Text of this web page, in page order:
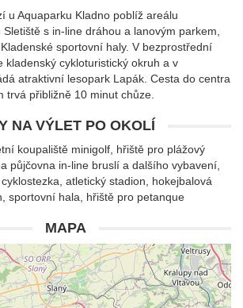
u Aquaparku Kladno poblíž areálu
s in-line dráhou a lanovým parkem,
sportovní haly. V bezprostřední
kladenský cykloturistický okruh a v
atraktivní lesopark Lapák. Cesta do centra
trvá přibližně 10 minut chůze.
NA VÝLET PO OKOLÍ
koupaliště minigolf, hřiště pro plážový
půjčovna in-line bruslí a dalšího vybavení,
atletický stadion, hokejbalová
sportovní hala, hřiště pro petanque
MAPA